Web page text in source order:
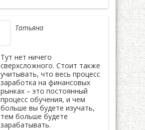
Татьяна
Тут нет ничего
сверхсложного. Стоит также
учитывать, что весь процесс
заработка на финансовых
рынках – это постоянный
процесс обучения, и чем
больше вы будете изучать,
тем больше будете
зарабатывать.